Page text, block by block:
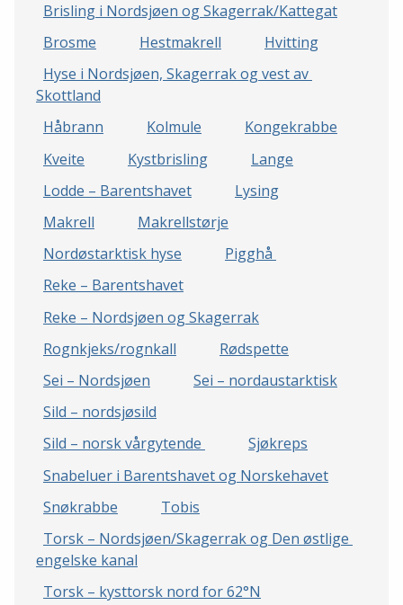
Brisling i Nordsjøen og Skagerrak/Kattegat
Brosme
Hestmakrell
Hvitting
Hyse i Nordsjøen, Skagerrak og vest av
Skottland
Håbrann
Kolmule
Kongekrabbe
Kveite
Kystbrisling
Lange
Lodde – Barentshavet
Lysing
Makrell
Makrellstørje
Nordøstarktisk hyse
Pigghå
Reke – Barentshavet
Reke – Nordsjøen og Skagerrak
Rognkjeks/rognkall
Rødspette
Sei – Nordsjøen
Sei – nordaustarktisk
Sild – nordsjøsild
Sild – norsk vårgytende
Sjøkreps
Snabeluer i Barentshavet og Norskehavet
Snøkrabbe
Tobis
Torsk – Nordsjøen/Skagerrak og Den østlige
engelske kanal
Torsk – kysttorsk nord for 62°N